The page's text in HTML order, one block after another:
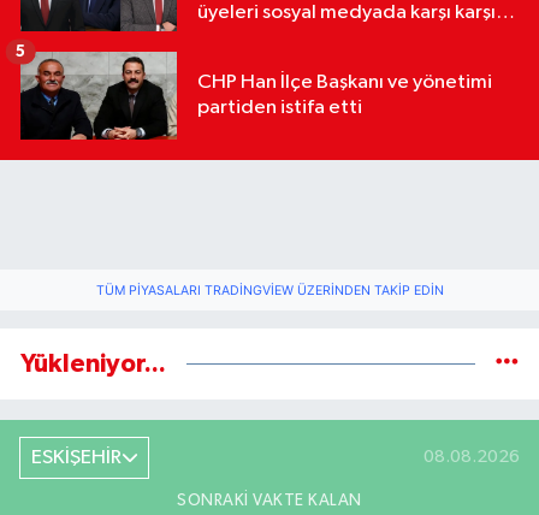
üyeleri sosyal medyada karşı karşıya
CHP Han İlçe Başkanı ve yönetimi
partiden istifa etti
5
TÜM PIYASALARI TRADINGVIEW ÜZERINDEN TAKIP EDIN
Yükleniyor...
ESKİŞEHİR 08.08.2026
SONRAKI VAKTE KALAN